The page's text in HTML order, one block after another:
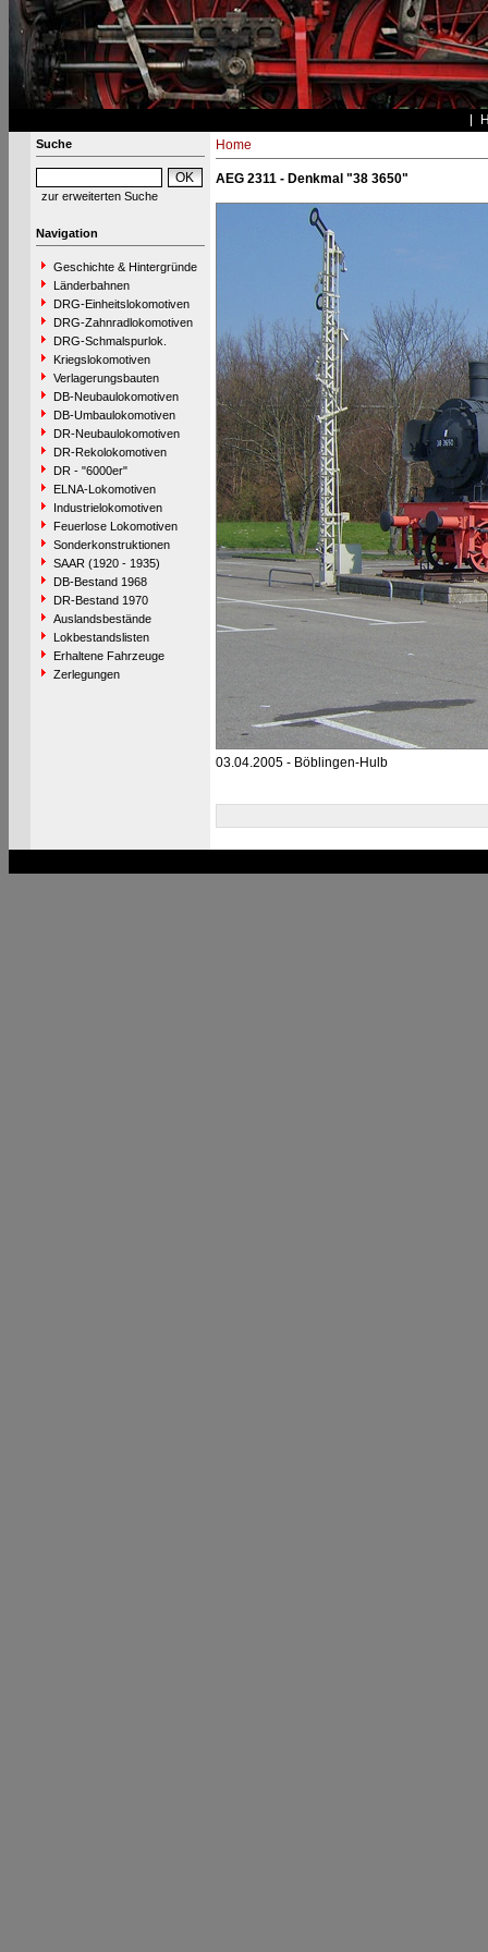
Suche
zur erweiterten Suche
Navigation
Geschichte & Hintergründe
Länderbahnen
DRG-Einheitslokomotiven
DRG-Zahnradlokomotiven
DRG-Schmalspurlok.
Kriegslokomotiven
Verlagerungsbauten
DB-Neubaulokomotiven
DB-Umbaulokomotiven
DR-Neubaulokomotiven
DR-Rekolokomotiven
DR - "6000er"
ELNA-Lokomotiven
Industrielokomotiven
Feuerlose Lokomotiven
Sonderkonstruktionen
SAAR (1920 - 1935)
DB-Bestand 1968
DR-Bestand 1970
Auslandsbestände
Lokbestandslisten
Erhaltene Fahrzeuge
Zerlegungen
Home
AEG 2311 - Denkmal "38 3650"
03.04.2005 - Böblingen-Hulb